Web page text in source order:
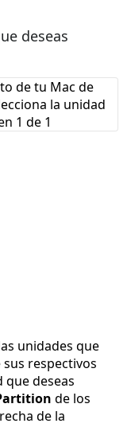
deseas
unidades que
respectivos
que deseas
de los
de la